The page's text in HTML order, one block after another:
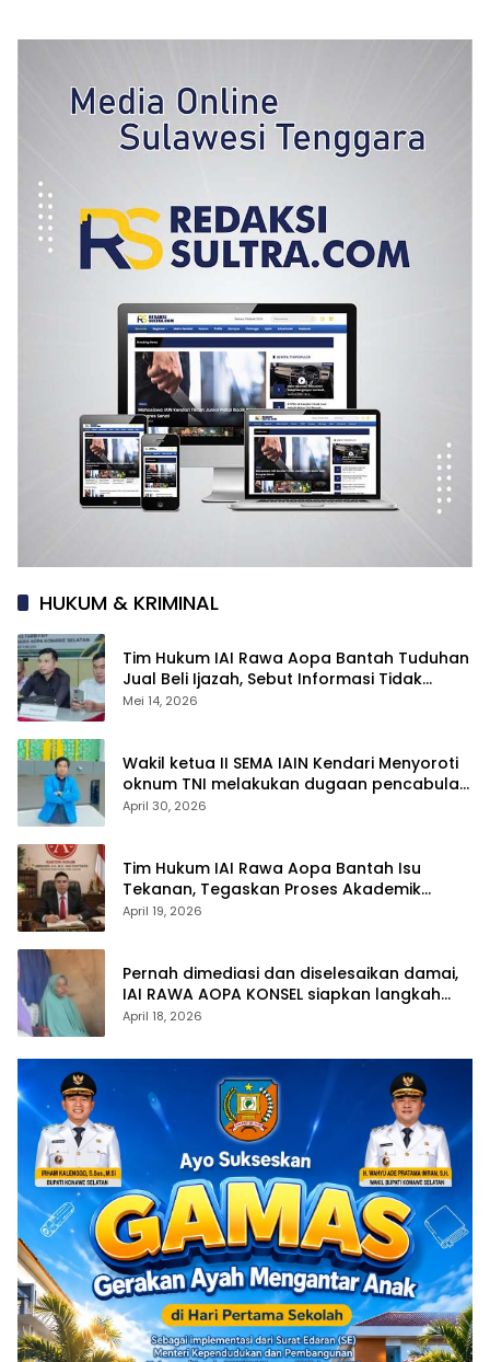
HUKUM & KRIMINAL
Tim Hukum IAI Rawa Aopa Bantah Tuduhan
Jual Beli Ijazah, Sebut Informasi Tidak
Berdasar
Mei 14, 2026
Wakil ketua II SEMA IAIN Kendari Menyoroti
oknum TNI melakukan dugaan pencabulan
anak di bawah umur
April 30, 2026
Tim Hukum IAI Rawa Aopa Bantah Isu
Tekanan, Tegaskan Proses Akademik
Mahasiswi Tetap Berjalan
April 19, 2026
Pernah dimediasi dan diselesaikan damai,
IAI RAWA AOPA KONSEL siapkan langkah
hukum atas polemik yang kembali muncul
April 18, 2026